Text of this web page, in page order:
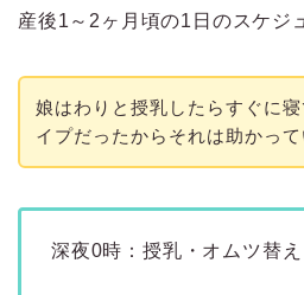
産後1～2ヶ月頃の1日のスケジ
娘はわりと授乳したらすぐに
イプだったからそれは助かって
深夜0時：授乳・オムツ替え